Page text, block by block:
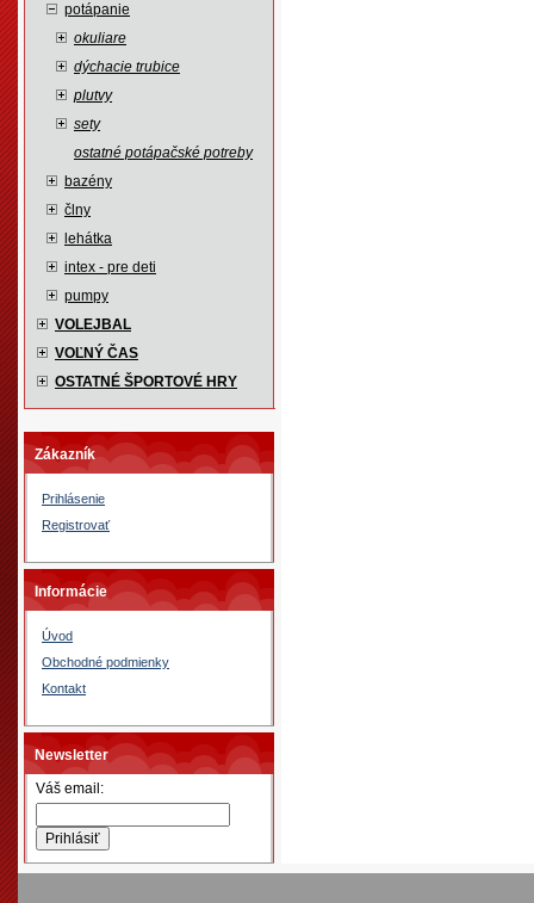
potápanie
okuliare
dýchacie trubice
plutvy
sety
ostatné potápačské potreby
bazény
člny
lehátka
intex - pre deti
pumpy
VOLEJBAL
VOĽNÝ ČAS
OSTATNÉ ŠPORTOVÉ HRY
Zákazník
Prihlásenie
Registrovať
Informácie
Úvod
Obchodné podmienky
Kontakt
Newsletter
Váš email: